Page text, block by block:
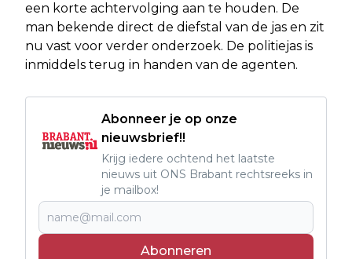
een korte achtervolging aan te houden. De
man bekende direct de diefstal van de jas en zit
nu vast voor verder onderzoek. De politiejas is
inmiddels terug in handen van de agenten.
Abonneer je op onze
nieuwsbrief!!
Krijg iedere ochtend het laatste
nieuws uit ONS Brabant rechtsreeks in
je mailbox!
Abonneren